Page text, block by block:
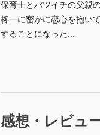
保育士とバツイチの父親
柊一に密かに恋心を抱い
することになった...
感想・レビュ